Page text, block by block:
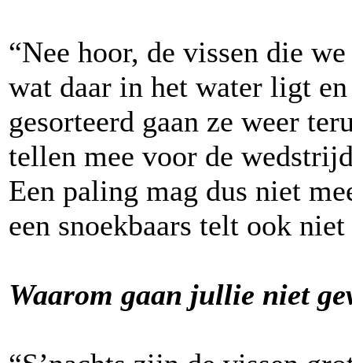
“Nee hoor, de vissen die
wat daar in het water ligt
gesorteerd gaan ze weer
tellen mee voor de
Een paling mag dus niet
een snoekbaars telt ook
Waarom gaan jullie niet